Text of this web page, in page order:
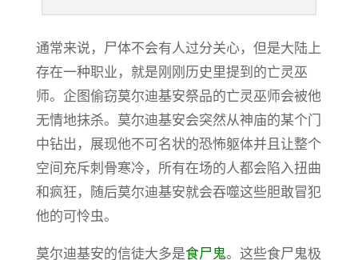
通常来说，尸体不会有人过分关心，但是大陆上
存在一种职业，就是刚刚历史里提到的亡灵巫
师。企图偷窃莫尔迪基安祭品的亡灵巫师会被他
无情地抹杀。莫尔迪基安会突然从神庙的某个门
中钻出，展现他不可名状的恐怖躯体并且让整个
空间充斥刺骨寒冷，所有在场的人都会陷入扭曲
和疯狂，随后莫尔迪基安就会吞噬这些胆敢冒犯
他的可怜虫。
莫尔迪基安的信徒大多是食尸鬼。这些食尸鬼极